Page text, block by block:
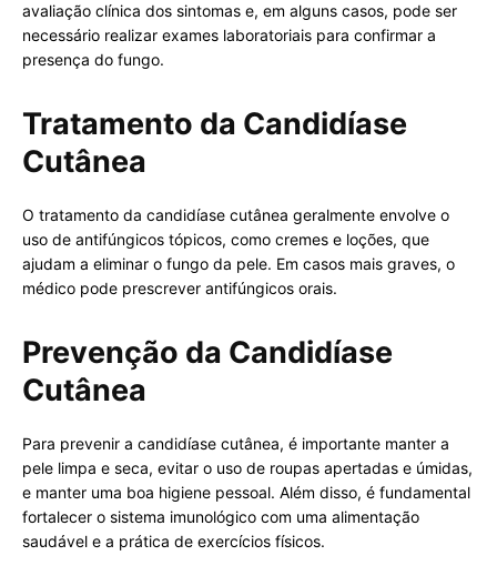
avaliação clínica dos sintomas e, em alguns casos, pode ser
necessário realizar exames laboratoriais para confirmar a
presença do fungo.
Tratamento da Candidíase
Cutânea
O tratamento da candidíase cutânea geralmente envolve o
uso de antifúngicos tópicos, como cremes e loções, que
ajudam a eliminar o fungo da pele. Em casos mais graves, o
médico pode prescrever antifúngicos orais.
Prevenção da Candidíase
Cutânea
Para prevenir a candidíase cutânea, é importante manter a
pele limpa e seca, evitar o uso de roupas apertadas e úmidas,
e manter uma boa higiene pessoal. Além disso, é fundamental
fortalecer o sistema imunológico com uma alimentação
saudável e a prática de exercícios físicos.